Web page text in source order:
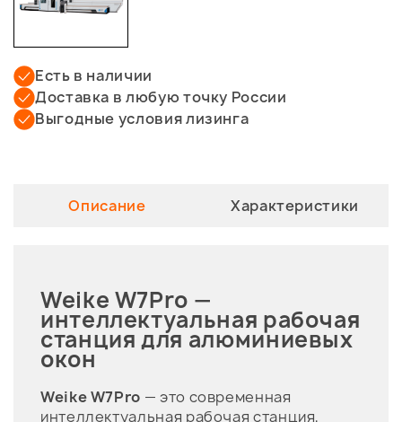
Есть в наличии
Доставка в любую точку России
Выгодные условия лизинга
Описание Характеристики
Weike W7Pro —
интеллектуальная рабочая
станция для алюминиевых
окон
Weike W7Pro — это современная
интеллектуальная рабочая станция,